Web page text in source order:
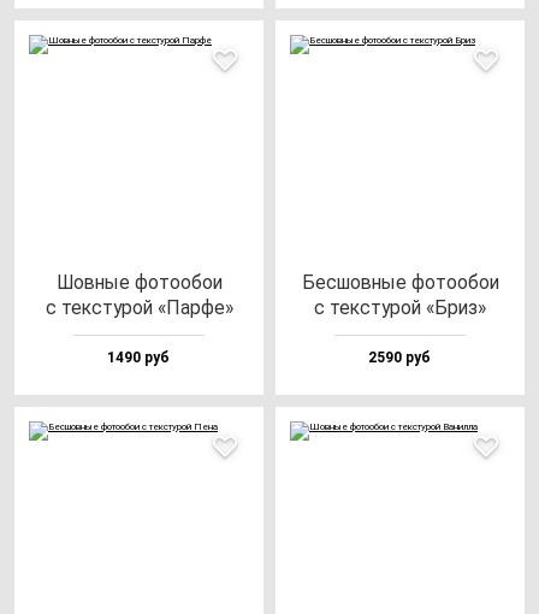
Шов­ные фо­то­обои
с тек­сту­рой «Пар­фе»
1490 руб
Бес­шов­ные фо­то­обои
с тек­сту­рой «Бриз»
2590 руб